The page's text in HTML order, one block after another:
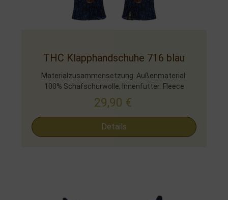
THC Klapphandschuhe 716 blau
Materialzusammensetzung: Außenmaterial:
100% Schafschurwolle, Innenfutter: Fleece
29,90 €
Details